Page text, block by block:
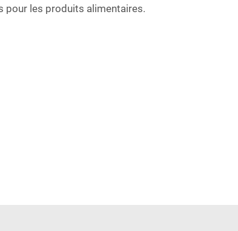
pour les produits alimentaires.